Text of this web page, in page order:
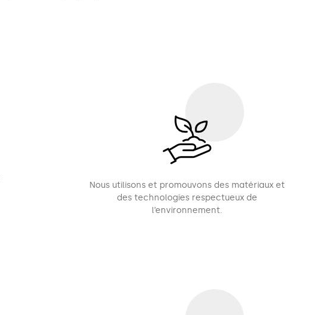
Nous utilisons et promouvons des matériaux et
des technologies respectueux de
l’environnement.